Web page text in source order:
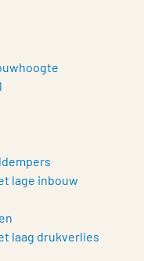
lage inbouw
laag drukverlies